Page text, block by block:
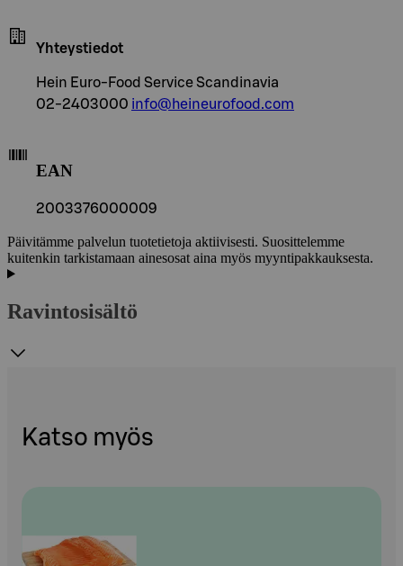
Yhteystiedot
Hein Euro-Food Service Scandinavia
02-2403000 info@heineurofood.com
EAN
2003376000009
Päivitämme palvelun tuotetietoja aktiivisesti. Suosittelemme
kuitenkin tarkistamaan ainesosat aina myös myyntipakkauksesta.
Ravintosisältö
Katso myös